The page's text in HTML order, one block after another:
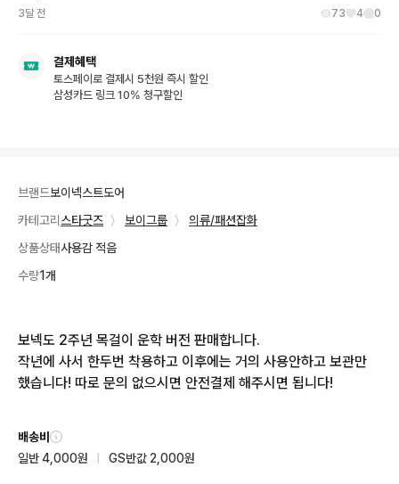
3달 전 73 4 0
결제혜택
토스페이로 결제시 5천원 즉시 할인
삼성카드 링크 10% 청구할인
브랜드보이넥스트도어
카테고리 스타굿즈 〉 보이그룹 〉
의류/패션잡화
상품상태사용감 적음
수량1개
보넥도 2주년 목걸이 운학 버전 판매합니다.
작년에 사서 한두번 착용하고 이후에는 거의 사용안하고 보관만
했습니다! 따로 문의 없으시면 안전결제 해주시면 됩니다!
배송비
일반 4,000원
GS반값 2,000원